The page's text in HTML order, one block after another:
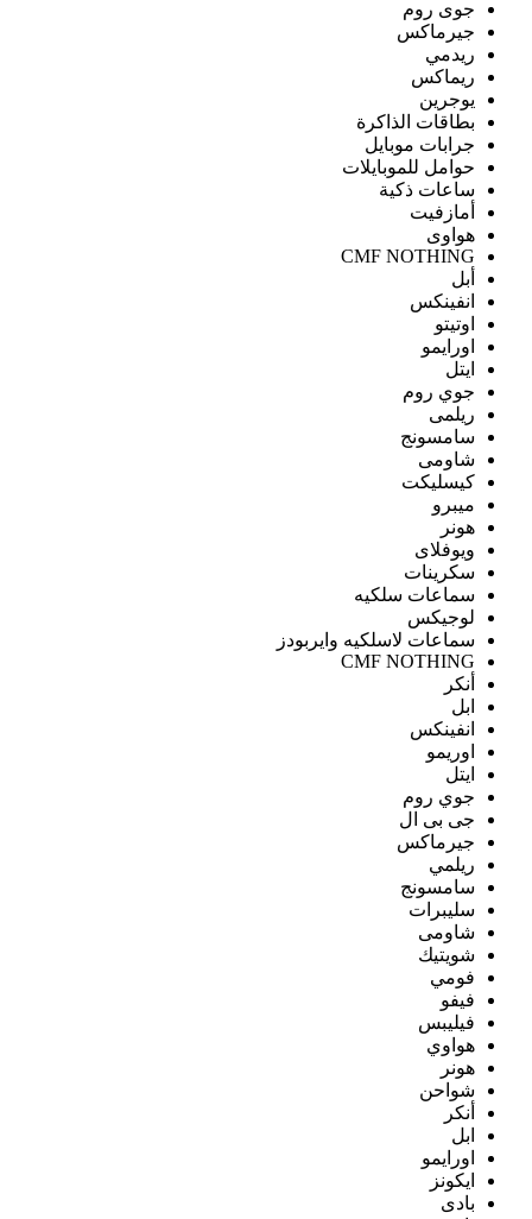
جوى روم
جيرماكس
ريدمي
ريماكس
يوجرين
بطاقات الذاكرة
جرابات موبايل
حوامل للموبايلات
ساعات ذكية
أمازفيت
هواوى
CMF NOTHING
أبل
انفينكس
اوتيتو
اورايمو
ايتل
جوي روم
ريلمى
سامسونج
شاومى
كيسليكت
ميبرو
هونر
ويوفلاى
سكرينات
سماعات سلكيه
لوجيكس
سماعات لاسلكيه وايربودز
CMF NOTHING
أنكر
ابل
انفينكس
اوريمو
ايتل
جوي روم
جى بى ال
جيرماكس
ريلمي
سامسونج
سليبرات
شاومى
شويتيك
فومي
فيفو
فيليبس
هواوي
هونر
شواحن
أنكر
ابل
اورايمو
ايكونز
بادى